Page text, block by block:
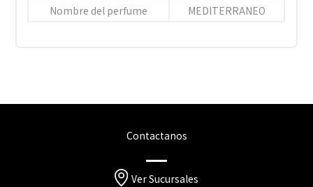
Nombre del perfume
MEDITERRANEO
Contactanos
Ver Sucursales